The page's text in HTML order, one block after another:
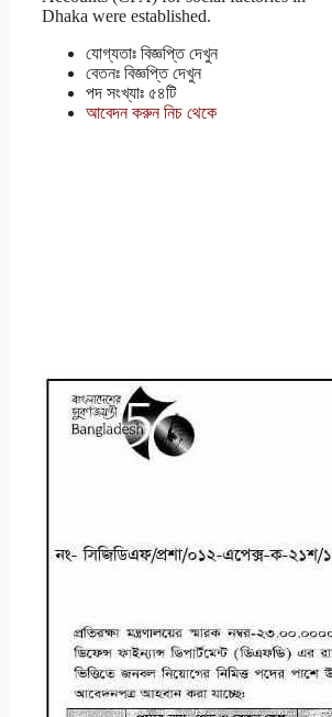
Dhaka were established.
যোগ্যতাঃ বিজ্ঞপ্তি দেখুন
বেতনঃ বিজ্ঞপ্তি দেখুন
পদ সংখ্যাঃ ৫৪টি
আবেদন করুন নিচ থেকে